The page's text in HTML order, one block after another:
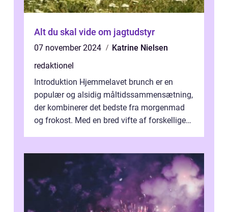
Alt du skal vide om jagtudstyr
07 november 2024
Katrine Nielsen
redaktionel
Introduktion Hjemmelavet brunch er en
populær og alsidig måltidssammensætning,
der kombinerer det bedste fra morgenmad
og frokost. Med en bred vifte af forskellige